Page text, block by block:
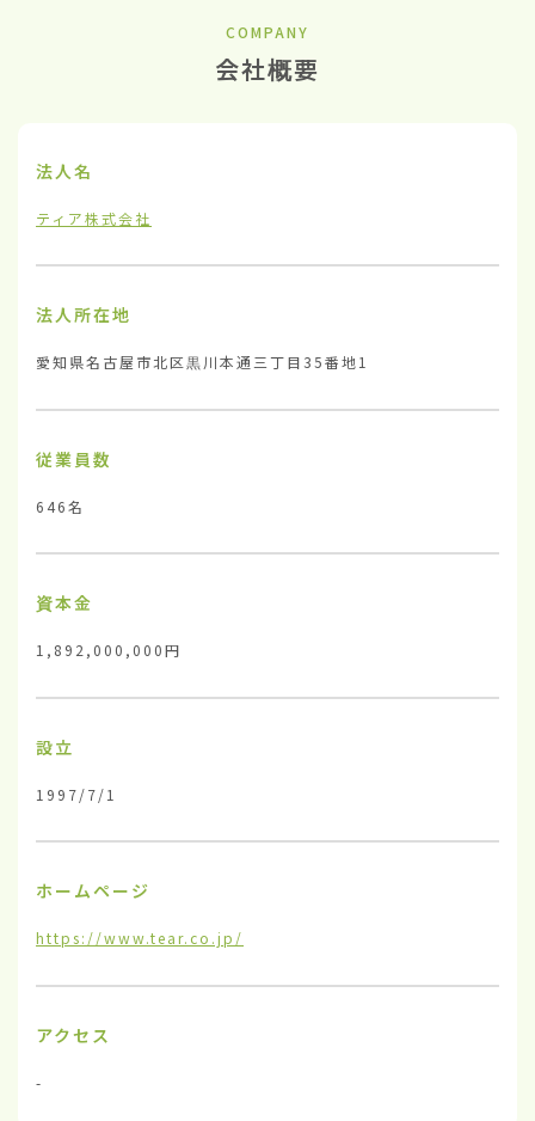
COMPANY
会社概要
法人名
ティア株式会社
法人所在地
愛知県名古屋市北区黒川本通三丁目35番地1
従業員数
646名
資本金
1,892,000,000円
設立
1997/7/1
ホームページ
https://www.tear.co.jp/
アクセス
-